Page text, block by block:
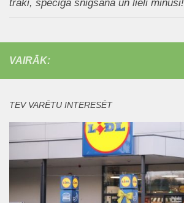
traki, spēcīga snigšana un lieli mīnusi!
VAIRĀK:
TEV VARĒTU INTERESĒT